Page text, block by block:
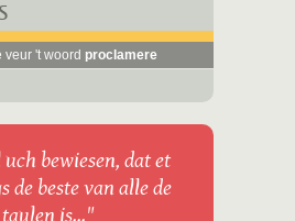
veur 't woord proclamere
bewiesen, dat et
de beste van alle de
taulen is..."